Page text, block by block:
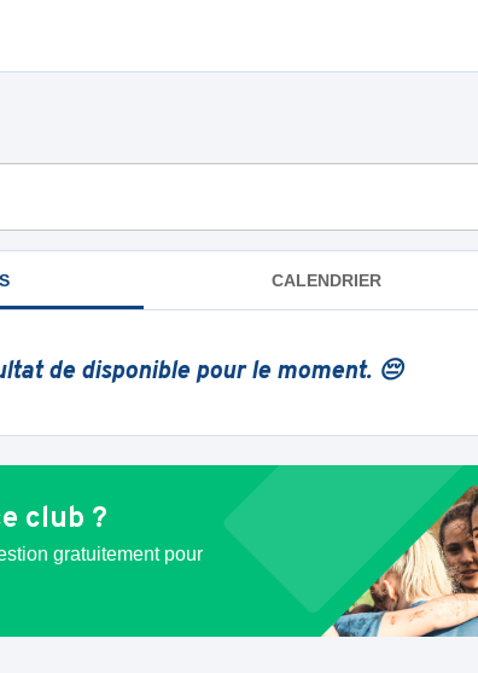
CALENDRIER
de disponible pour le moment. 😔
club ?
gratuitement pour